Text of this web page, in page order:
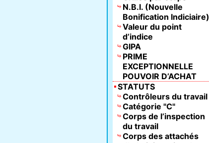
N.B.I. (Nouvelle
Bonification Indiciaire)
Valeur du point
d’indice
GIPA
PRIME
EXCEPTIONNELLE
POUVOIR D’ACHAT
STATUTS
Contrôleurs du travail
Catégorie "C"
Corps de l’inspection
du travail
Corps des attachés